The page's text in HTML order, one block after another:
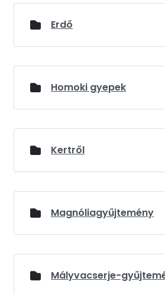
Erdő
Homoki gyepek
Kertről
Magnóliagyűjtemény
Mályvacserje-